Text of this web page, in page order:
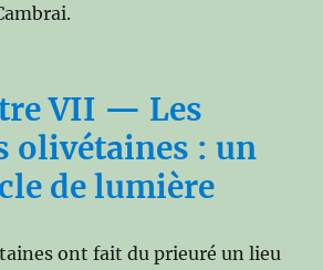
VII — Les
olivétaines : un
de lumière
ont fait du prieuré un lieu